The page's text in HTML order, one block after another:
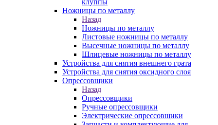
клуппы
Ножницы по металлу
Назад
Ножницы по металлу
Листовые ножницы по металлу
Высечные ножницы по металлу
Шлицевые ножницы по металлу
Устройства для снятия внешнего грата
Устройства для снятия оксидного слоя
Опрессовщики
Назад
Опрессовщики
Ручные опрессовщики
Электрические опрессовщики